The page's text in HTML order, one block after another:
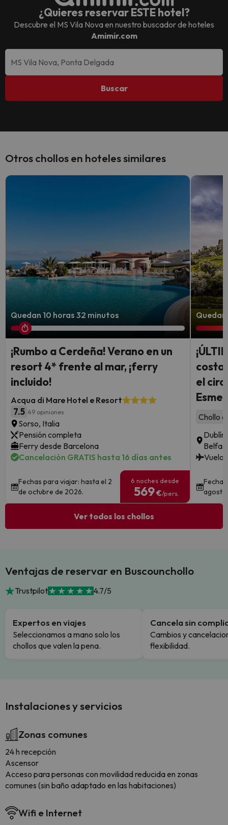
¿Quieres reservar ESTE hotel?
Descubre el MS Vila Novaen nuestro buscador de hoteles
Amimir.com
Buscar
Otros chollos en hoteles similares
Quedan 10 horas 32 minutos
¡Rumbo a Cerdeña! Verano en un
resort 4* frente al mar, ¡ferry
incluido!
Acqua di Mare Hotel e Resort
7.5 49 opiniones
Sorso, Italia
Pensión completa
Ferry desde Barcelona
Cancelación GRATIS hasta 16 días antes
Fechas para viajar: hasta el 2
de octubre de 2026.
6 noches desde
569€/pers.
costa
el
Chollo
Dublín
Ver todos los chollos
Ventajas de reservar en Buscounchollo
Trustpilot 4.7/5
Expertos en viajes
Seleccionamos a mano solo los
chollos que valen la pena.
Cancela sin
Cambios y
flexibilidad.
Instalaciones y servicios
Zonas comunes
24 h recepción
Ascensor
Acceso para personas con movilidad reducida en zonas
comunes (sin baño adaptado en las habitaciones)
Wifi e Internet